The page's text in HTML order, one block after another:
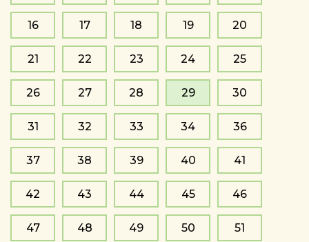
16 17 18 19 20
21 22 23 24 25
26 27 28 29 30
31 32 33 34 36
37 38 39 40 41
42 43 44 45 46
47 48 49 50 51